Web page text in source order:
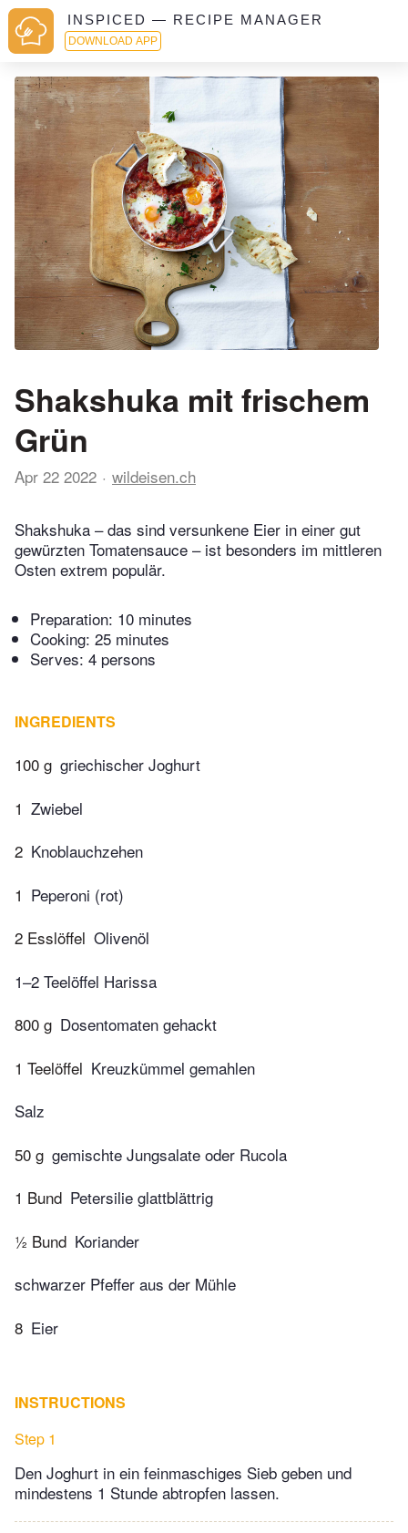
INSPICED — RECIPE MANAGER
DOWNLOAD APP
Shakshuka mit frischem
Grün
Apr 22 2022 wildeisen.ch
Shakshuka – das sind versunkene Eier in einer gut
gewürzten Tomatensauce – ist besonders im mittleren
Osten extrem populär.
Preparation: 10 minutes
Cooking: 25 minutes
Serves: 4 persons
INGREDIENTS
100 g griechischer Joghurt
1 Zwiebel
2 Knoblauchzehen
1 Peperoni (rot)
2 Esslöffel Olivenöl
1–2 Teelöffel Harissa
800 g Dosentomaten gehackt
1 Teelöffel Kreuzkümmel gemahlen
Salz
50 g gemischte Jungsalate oder Rucola
1 Bund Petersilie glattblättrig
½ Bund Koriander
schwarzer Pfeffer aus der Mühle
8 Eier
INSTRUCTIONS
Step 1
Den Joghurt in ein feinmaschiges Sieb geben und
mindestens 1 Stunde abtropfen lassen.